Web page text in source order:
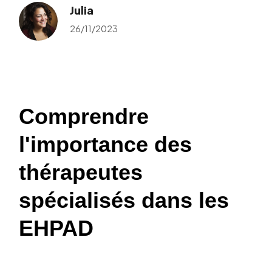
Julia
26/11/2023
Comprendre
l'importance des
thérapeutes
spécialisés dans les
EHPAD